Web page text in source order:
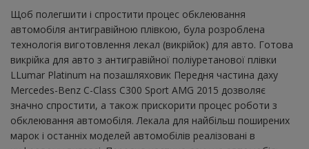
Щоб полегшити і спростити процес обклеювання
автомобіля антигравійною плівкою, була розроблена
технологія виготовлення лекал (викрійок) для авто. Готова
викрійка для авто з антигравійної поліуретанової плівки
LLumar Platinum на позашляховик Передня частина даху
Mercedes-Benz C-Class C300 Sport AMG 2015 дозволяє
значно спростити, а також прискорити процес роботи з
обклеювання автомобіля. Лекала для найбільш поширених
марок і останніх моделей автомобілів реалізовані в